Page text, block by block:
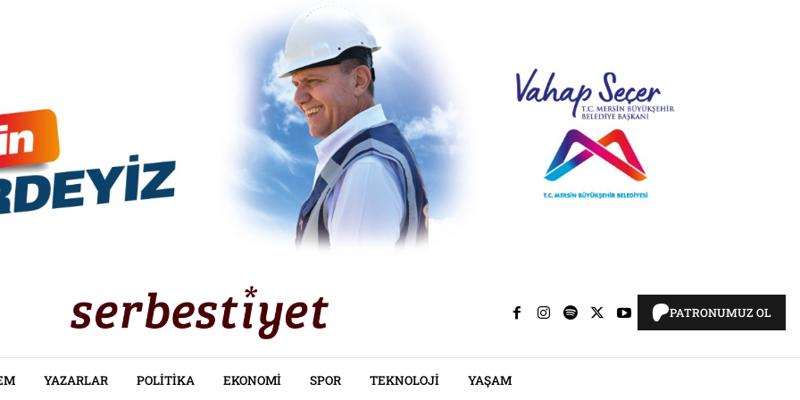
PATRONUMUZ OL
YAZARLAR POLITIKA EKONOMI SPOR TEKNOLOJI YAŞAM